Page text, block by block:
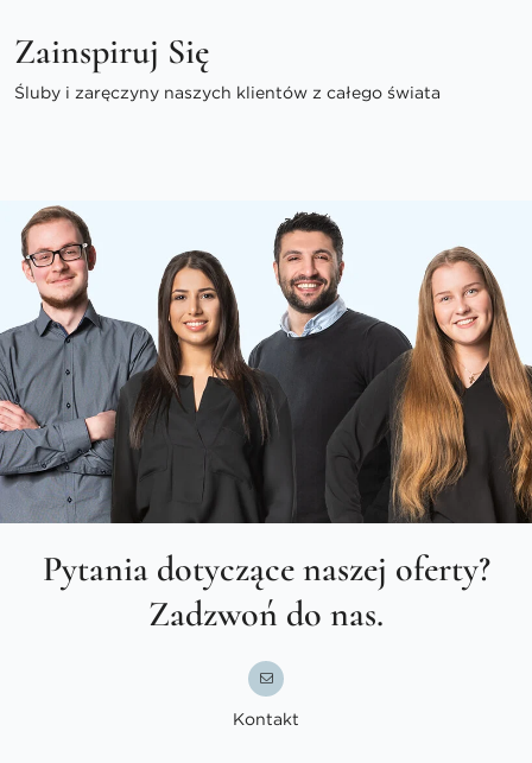
Zainspiruj Się
Śluby i zaręczyny naszych klientów z całego świata
Pytania dotyczące naszej oferty?
Zadzwoń do nas.
Kontakt